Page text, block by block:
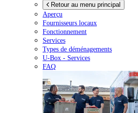
Retour au menu principal
Aperçu
Fournisseurs locaux
Fonctionnement
Services
Types de déménagements
U-Box - Services
FAQ